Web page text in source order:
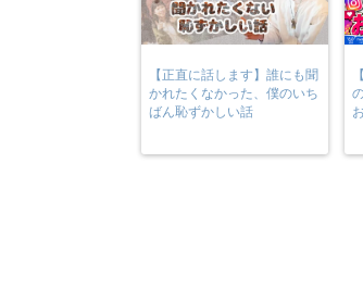
【正直に話します】誰にも聞
かれたくなかった、僕のいち
ばん恥ずかしい話